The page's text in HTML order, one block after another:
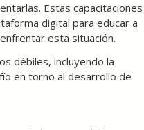
Estas capacitaciones
digital para educar a
esta situación.
débiles, incluyendo la
en torno al desarrollo de